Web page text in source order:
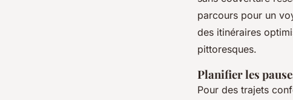
parcours pour un
des itinéraires
pittoresques.
Planifier les
Pour des trajets